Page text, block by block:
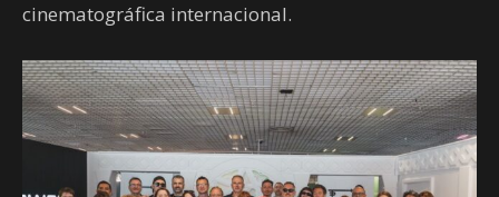
cinematográfica internacional.